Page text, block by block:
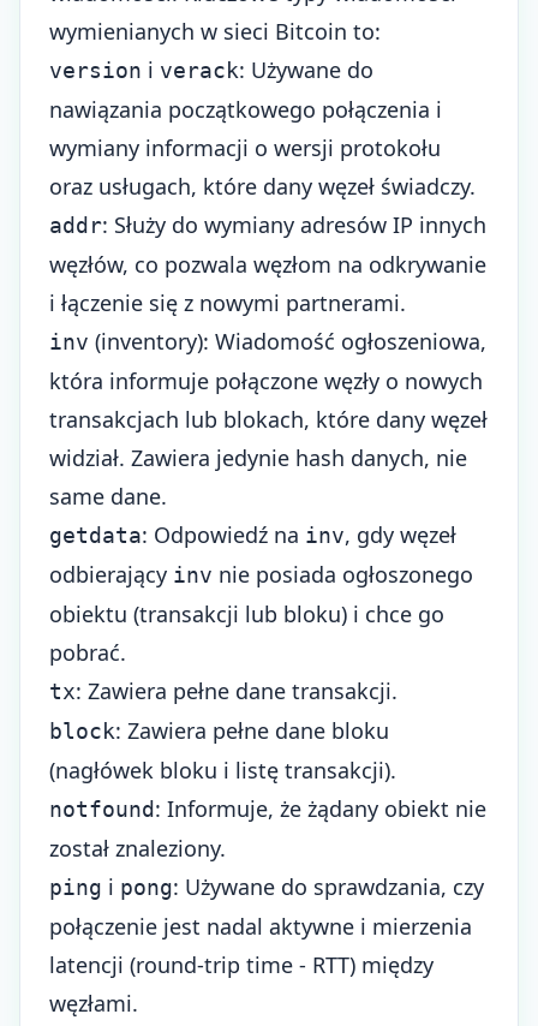
wymienianych w sieci Bitcoin to:
version i verack: Używane do
nawiązania początkowego połączenia i
wymiany informacji o wersji protokołu
oraz usługach, które dany węzeł świadczy.
addr: Służy do wymiany adresów IP innych
węzłów, co pozwala węzłom na odkrywanie
i łączenie się z nowymi partnerami.
inv (inventory): Wiadomość ogłoszeniowa,
która informuje połączone węzły o nowych
transakcjach lub blokach, które dany węzeł
widział. Zawiera jedynie hash danych, nie
same dane.
getdata: Odpowiedź na inv, gdy węzeł
odbierający inv nie posiada ogłoszonego
obiektu (transakcji lub bloku) i chce go
pobrać.
tx: Zawiera pełne dane transakcji.
block: Zawiera pełne dane bloku
(nagłówek bloku i listę transakcji).
notfound: Informuje, że żądany obiekt nie
został znaleziony.
ping i pong: Używane do sprawdzania, czy
połączenie jest nadal aktywne i mierzenia
latencji (round-trip time - RTT) między
węzłami.